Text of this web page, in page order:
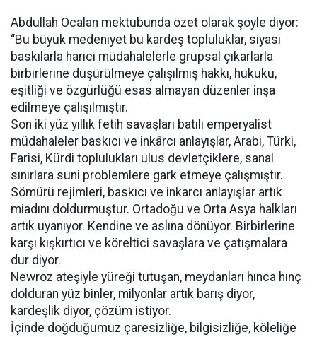
Abdullah Öcalan mektubunda özet olarak şöyle diyor:
“Bu büyük medeniyet bu kardeş topluluklar, siyasi
baskılarla harici müdahalelerle grupsal çıkarlarla
birbirlerine düşürülmeye çalışılmış hakkı, hukuku,
eşitliği ve özgürlüğü esas almayan düzenler inşa
edilmeye çalışılmıştır.
Son iki yüz yıllık fetih savaşları batılı emperyalist
müdahaleler baskıcı ve inkârcı anlayışlar, Arabi, Türki,
Farisi, Kürdi toplulukları ulus devletçiklere, sanal
sınırlara suni problemlere gark etmeye çalışmıştır.
Sömürü rejimleri, baskıcı ve inkarcı anlayışlar artık
miadını doldurmuştur. Ortadoğu ve Orta Asya halkları
artık uyanıyor. Kendine ve aslına dönüyor. Birbirlerine
karşı kışkırtıcı ve köreltici savaşlara ve çatışmalara
dur diyor.
Newroz ateşiyle yüreği tutuşan, meydanları hınca hınç
dolduran yüz binler, milyonlar artık barış diyor,
kardeşlik diyor, çözüm istiyor.
İçinde doğduğumuz çaresizliğe, bilgisizliğe, köleliğe